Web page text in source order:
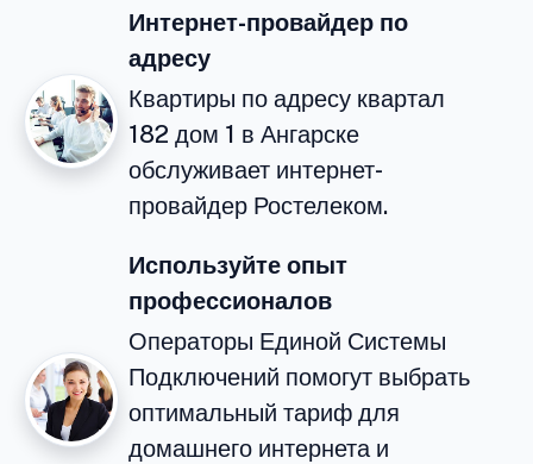
Интернет-провайдер по
адресу
Квартиры по адресу квартал
182 дом 1 в Ангарске
обслуживает интернет-
провайдер Ростелеком.
Используйте опыт
профессионалов
Операторы Единой Системы
Подключений помогут выбрать
оптимальный тариф для
домашнего интернета и